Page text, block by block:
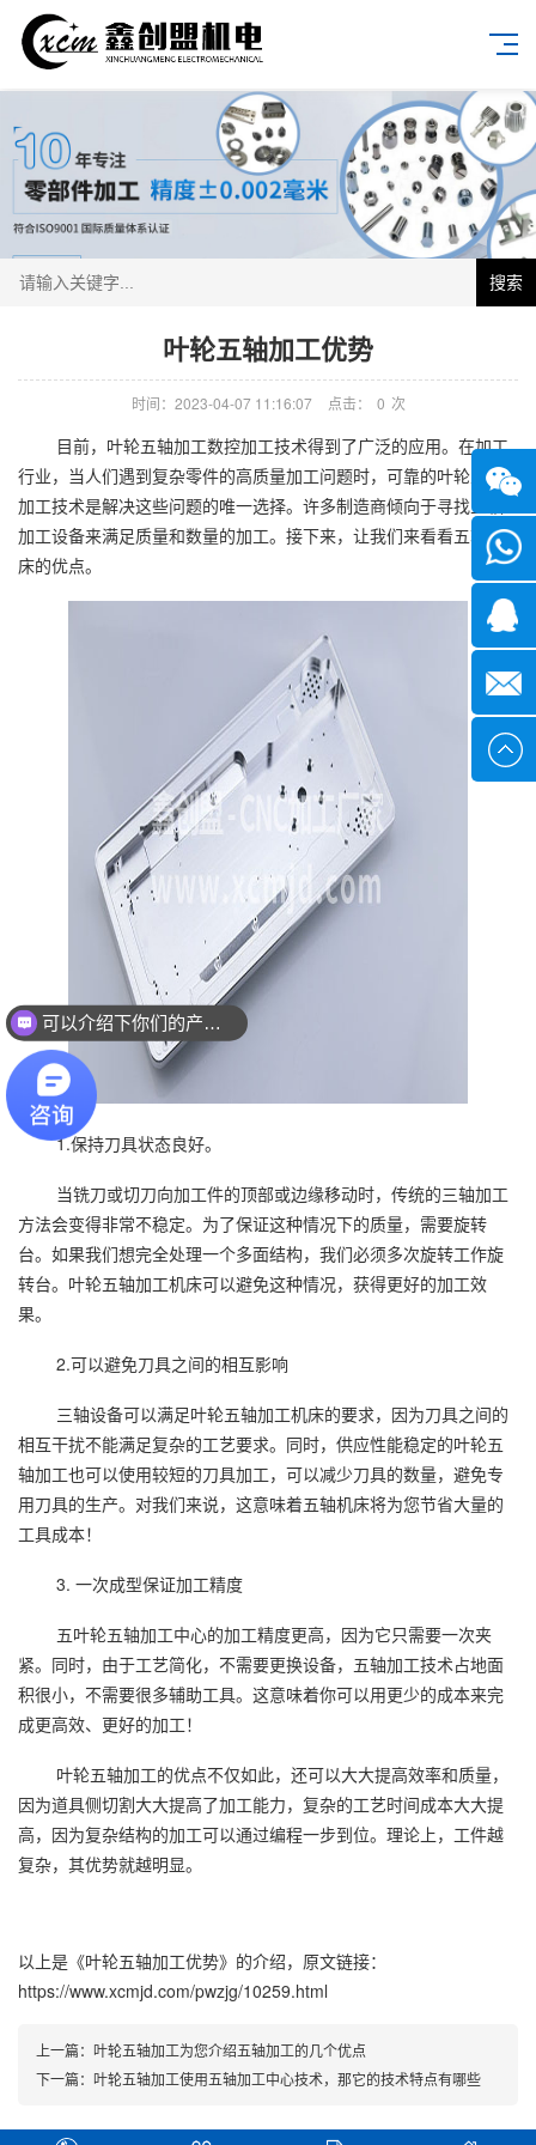
搜索
叶轮五轴加工优势
时间：2023-04-07 11:16:07 点击： 0 次
目前，叶轮五轴加工数控加工技术得到了广泛的应用。在加工
行业，当人们遇到复杂零件的高质量加工问题时，可靠的叶轮五轴
加工技术是解决这些问题的唯一选择。许多制造商倾向于寻找五轴
加工设备来满足质量和数量的加工。接下来，让我们来看看五轴机
床的优点。
1.保持刀具状态良好。
当铣刀或切刀向加工件的顶部或边缘移动时，传统的三轴加工
方法会变得非常不稳定。为了保证这种情况下的质量，需要旋转
台。如果我们想完全处理一个多面结构，我们必须多次旋转工作旋
转台。叶轮五轴加工机床可以避免这种情况，获得更好的加工效
果。
2.可以避免刀具之间的相互影响
三轴设备可以满足叶轮五轴加工机床的要求，因为刀具之间的
相互干扰不能满足复杂的工艺要求。同时，供应性能稳定的叶轮五
轴加工也可以使用较短的刀具加工，可以减少刀具的数量，避免专
用刀具的生产。对我们来说，这意味着五轴机床将为您节省大量的
工具成本！
3. 一次成型保证加工精度
五叶轮五轴加工中心的加工精度更高，因为它只需要一次夹
紧。同时，由于工艺简化，不需要更换设备，五轴加工技术占地面
积很小，不需要很多辅助工具。这意味着你可以用更少的成本来完
成更高效、更好的加工！
叶轮五轴加工的优点不仅如此，还可以大大提高效率和质量，
因为道具侧切割大大提高了加工能力，复杂的工艺时间成本大大提
高，因为复杂结构的加工可以通过编程一步到位。理论上，工件越
复杂，其优势就越明显。
以上是 《叶轮五轴加工优势》 的介绍，原文链接：
https://www.xcmjd.com/pwzjg/10259.html
上一篇： 叶轮五轴加工为您介绍五轴加工的几个优点
下一篇： 叶轮五轴加工使用五轴加工中心技术，那它的技术特点有哪些
微信
可以介绍下你们的产品么？